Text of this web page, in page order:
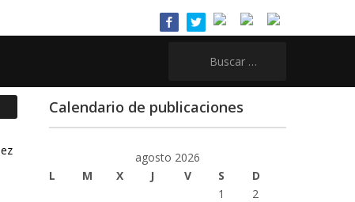
Calendario de publicaciones
agosto 2026
L
M X J V S
D
1
2